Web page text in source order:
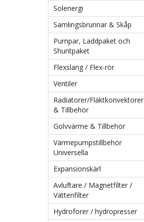
Solenergi
Samlingsbrunnar & Skåp
Pumpar, Laddpaket och
Shuntpaket
Flexslang / Flex-rör
Ventiler
Radiatorer/Fläktkonvektorer
& Tillbehör
Golvvärme & Tillbehör
Värmepumpstillbehör
Universella
Expansionskärl
Avluftare / Magnetfilter /
Vattenfilter
Hydroforer / hydropresser